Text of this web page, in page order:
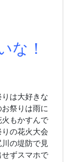
な！
は大好きな
祭りは雨に
もかすんで
の花火大会
の堤防で見
ずスマホで